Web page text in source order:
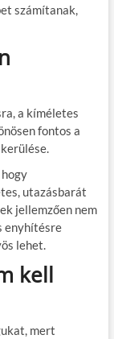
számítanak,
a kíméletes
fontos a
utazásbarát
jellemzően nem
enyhítésre
lehet.
kell
mert